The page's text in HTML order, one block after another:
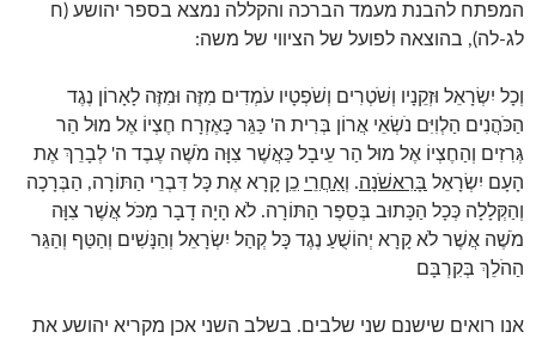
המפתח להבנת מעמד הברכה והקללה נמצא בספר יהושע (ח
לג-לה), בהוצאה לפועל של הציווי של משה:
וְכָל יִשְׂרָאֵל וּזְקֵנָיו וְשֹׁטְרִים וְשֹׁפְטָיו עֹמְדִים מִזֶּה וּמִזֶּה לָאָרוֹן נֶגֶד
הַכֹּהֲנִים הַלְוִיִּם נֹשְׂאֵי אֲרוֹן בְּרִית ה' כַּגֵּר כָּאֶזְרָח חֶצְיוֹ אֶל מוּל הַר
גְּרִזִים וְהַחֶצְיוֹ אֶל מוּל הַר עֵיבָל כַּאֲשֶׁר צִוָּה מֹשֶׁה עֶבֶד ה' לְבָרֵךְ אֶת
הָעָם יִשְׂרָאֵל בָּרִאשֹׁנָה. וְאַחֲרֵי כֵן קָרָא אֶת כָּל דִּבְרֵי הַתּוֹרָה, הַבְּרָכָה
וְהַקְּלָלָה כְּכָל הַכָּתוּב בְּסֵפֶר הַתּוֹרָה. לֹא הָיָה דָבָר מִכֹּל אֲשֶׁר צִוָּה
מֹשֶׁה אֲשֶׁר לֹא קָרָא יְהוֹשֻׁעַ נֶגֶד כָּל קְהַל יִשְׂרָאֵל וְהַנָּשִׁים וְהַטַּף וְהַגֵּר
הַהֹלֵךְ בְּקִרְבָּם
אנו רואים שישנם שני שלבים. בשלב השני אכן מקריא יהושע את